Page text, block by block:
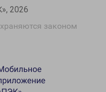
2026
законом